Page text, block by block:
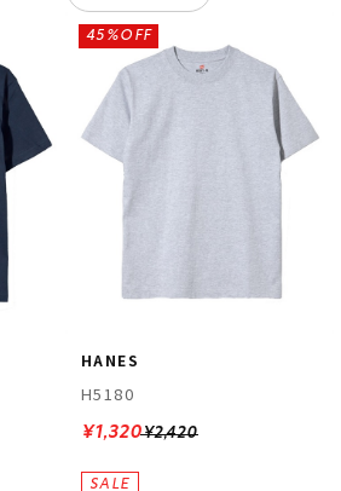
HANES
H5180
¥2,420
45%OFF
¥1,320